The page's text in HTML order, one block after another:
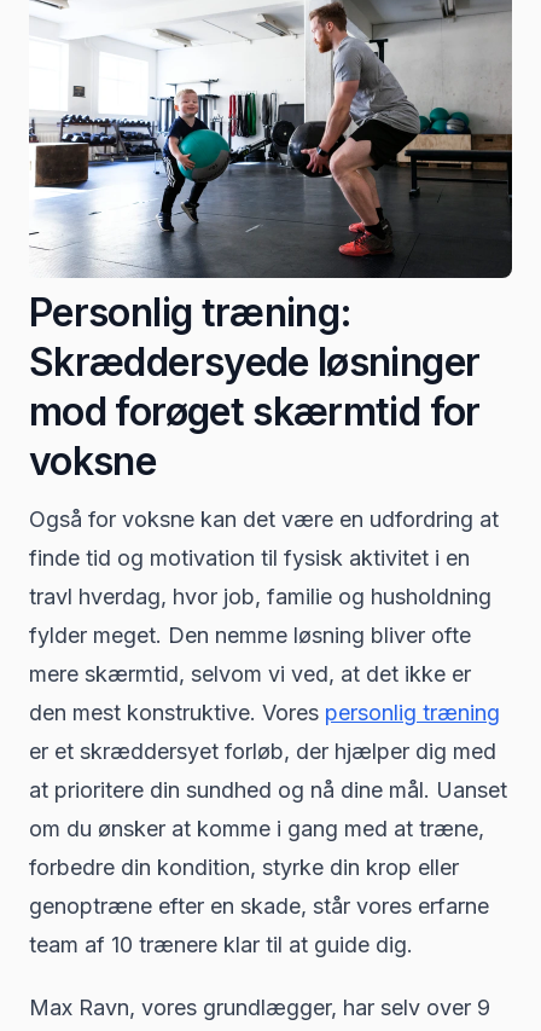
Personlig træning:
Skræddersyede løsninger
mod forøget skærmtid for
voksne
Også for voksne kan det være en udfordring at
finde tid og motivation til fysisk aktivitet i en
travl hverdag, hvor job, familie og husholdning
fylder meget. Den nemme løsning bliver ofte
mere skærmtid, selvom vi ved, at det ikke er
den mest konstruktive. Vores personlig træning
er et skræddersyet forløb, der hjælper dig med
at prioritere din sundhed og nå dine mål. Uanset
om du ønsker at komme i gang med at træne,
forbedre din kondition, styrke din krop eller
genoptræne efter en skade, står vores erfarne
team af 10 trænere klar til at guide dig.
Max Ravn, vores grundlægger, har selv over 9